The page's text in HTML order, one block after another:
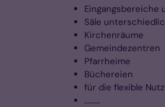
Eingangsbereiche
Säle
Kirchenräume
Gemeindezentren
Pfarrheime
Büchereien
für die flexible
……….